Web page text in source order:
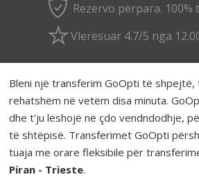
Rezervo përpara.
Vlerësuar 4.7/5 nga
Bleni një transferim GoOpti të
rehatshëm në vetëm disa minuta.
dhe t'ju lëshojë në çdo vendndodhje,
të shtëpisë. Transferimet GoOpti
tuaja me orare fleksibile për
Piran - Trieste.